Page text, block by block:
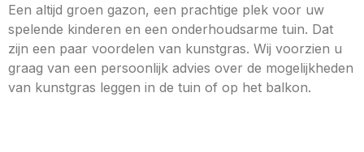
Een altijd groen gazon, een prachtige plek voor uw
spelende kinderen en een onderhoudsarme tuin. Dat
zijn een paar voordelen van kunstgras. Wij voorzien u
graag van een persoonlijk advies over de mogelijkheden
van kunstgras leggen in de tuin of op het balkon.